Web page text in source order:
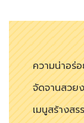
ความน่าอร่
จัดจานสวย
เมนูสร้างสร